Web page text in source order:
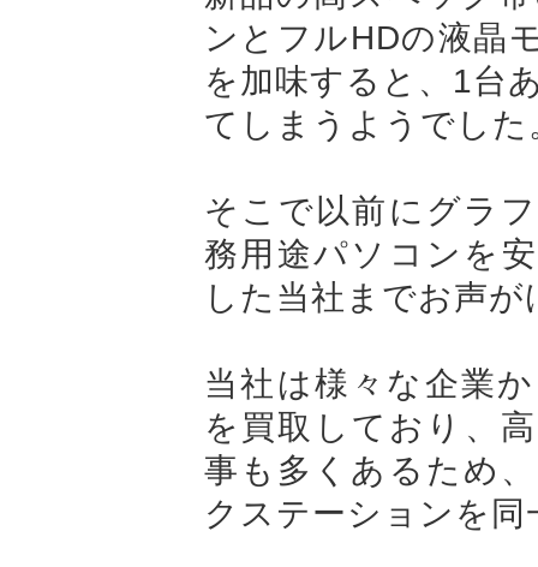
ンとフルHDの液晶
を加味すると、1台
てしまうようでした
そこで以前にグラ
務用途パソコンを
した当社までお声
当社は様々な企業
を買取しており、
事も多くあるため
クステーションを